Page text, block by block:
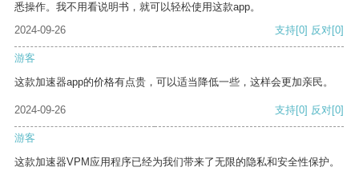
悉操作。我不用看说明书，就可以轻松使用这款app。
2024-09-26
支持[0] 反对[0]
游客
这款加速器app的价格有点贵，可以适当降低一些，这样会更加亲民。
2024-09-26 支持[0] 反对[0]
游客
这款加速器VPM应用程序已经为我们带来了无限的隐私和安全性保护。